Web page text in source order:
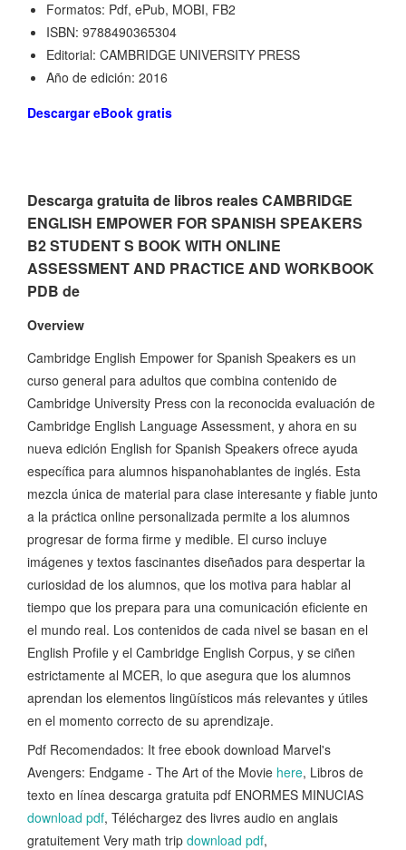
Formatos: Pdf, ePub, MOBI, FB2
ISBN: 9788490365304
Editorial: CAMBRIDGE UNIVERSITY PRESS
Año de edición: 2016
Descargar eBook gratis
Descarga gratuita de libros reales CAMBRIDGE
ENGLISH EMPOWER FOR SPANISH SPEAKERS
B2 STUDENT S BOOK WITH ONLINE
ASSESSMENT AND PRACTICE AND WORKBOOK
PDB de
Overview
Cambridge English Empower for Spanish Speakers es un
curso general para adultos que combina contenido de
Cambridge University Press con la reconocida evaluación de
Cambridge English Language Assessment, y ahora en su
nueva edición English for Spanish Speakers ofrece ayuda
específica para alumnos hispanohablantes de inglés. Esta
mezcla única de material para clase interesante y fiable junto
a la práctica online personalizada permite a los alumnos
progresar de forma firme y medible. El curso incluye
imágenes y textos fascinantes diseñados para despertar la
curiosidad de los alumnos, que los motiva para hablar al
tiempo que los prepara para una comunicación eficiente en
el mundo real. Los contenidos de cada nivel se basan en el
English Profile y el Cambridge English Corpus, y se ciñen
estrictamente al MCER, lo que asegura que los alumnos
aprendan los elementos lingüísticos más relevantes y útiles
en el momento correcto de su aprendizaje.
Pdf Recomendados: It free ebook download Marvel's
Avengers: Endgame - The Art of the Movie here, Libros de
texto en línea descarga gratuita pdf ENORMES MINUCIAS
download pdf, Téléchargez des livres audio en anglais
gratuitement Very math trip download pdf,